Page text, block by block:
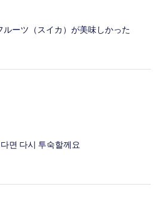
ーツ（スイカ）が美味しかった
면 다시 투숙할께요